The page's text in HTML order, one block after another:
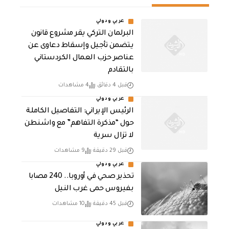
عربي ودولي
البرلمان التركي يقر مشروع قانون
يتضمن تأجيل وإسقاط دعاوى عن
عناصر حزب العمال الكردستاني
بالتقادم
قبل 4 دقائق 4 مشاهدات
عربي ودولي
الرئيس الإيراني: التفاصيل الكاملة
حول “مذكرة التفاهم” مع واشنطن
لا تزال سرية
قبل 29 دقيقة 9 مشاهدات
عربي ودولي
تحذير صحي في أوروبا.. 240 مصابا
بفيروس حمى غرب النيل
قبل 45 دقيقة 10 مشاهدات
عربي ودولي